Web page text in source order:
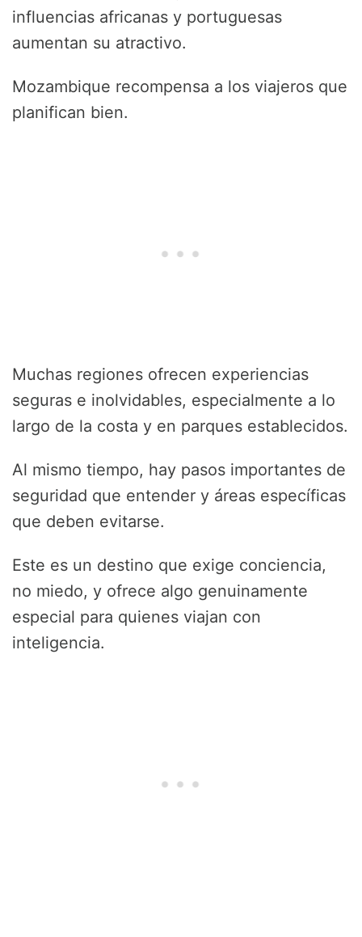
influencias africanas y portuguesas
aumentan su atractivo.
Mozambique recompensa a los viajeros que
planifican bien.
Muchas regiones ofrecen experiencias
seguras e inolvidables, especialmente a lo
largo de la costa y en parques establecidos.
Al mismo tiempo, hay pasos importantes de
seguridad que entender y áreas específicas
que deben evitarse.
Este es un destino que exige conciencia,
no miedo, y ofrece algo genuinamente
especial para quienes viajan con
inteligencia.